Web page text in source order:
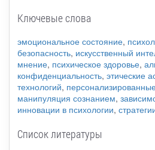
Ключевые слова
эмоциональное состояние,
безопасность, искусственный
мнение, психическое здоровье,
конфиденциальность, этические
технологий,
манипуляция сознанием,
инновации в психологии,
Список литературы